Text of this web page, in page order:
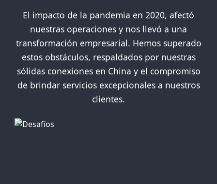
El impacto de la pandemia en 2020, afectó
nuestras operaciones y nos llevó a una
transformación empresarial. Hemos superado
estos obstáculos, respaldados por nuestras
sólidas conexiones en China y el compromiso
de brindar servicios excepcionales a nuestros
clientes.